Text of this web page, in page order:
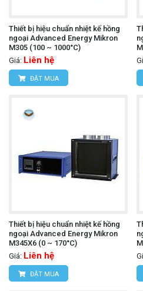
Thiết bị hiệu chuẩn nhiệt kế hồng
ngoại Advanced Energy Mikron
M305 (100 ~ 1000°C)
Giá: Liên hệ
ĐẶT MUA
Thiết bị hiệu chuẩn nhiệt kế hồng
ngoại Advanced Energy Mikron
M345X6 (0 ~ 170°C)
Giá: Liên hệ
ĐẶT MUA